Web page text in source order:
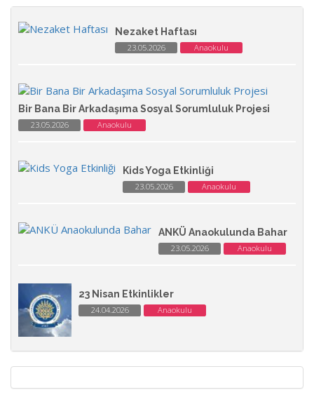
Nezaket Haftası
23.05.2026 Anaokulu
Bir Bana Bir Arkadaşıma Sosyal Sorumluluk Projesi
23.05.2026 Anaokulu
Kids Yoga Etkinliği
23.05.2026 Anaokulu
ANKÜ Anaokulunda Bahar
23.05.2026 Anaokulu
23 Nisan Etkinlikler
24.04.2026 Anaokulu